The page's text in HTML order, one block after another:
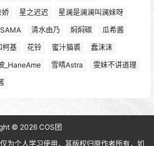
娇 星之迟迟
星澜是澜澜叫澜妹呀
清水由乃 焖焖碳
瓜希酱
柯基 花铃 蜜汁猫裘
蠢沫沫
_HaneAme 雪晴Astra
雯妹不讲道理
© 2026 COS团
为个人学习使用，其版权归原作者所有，如